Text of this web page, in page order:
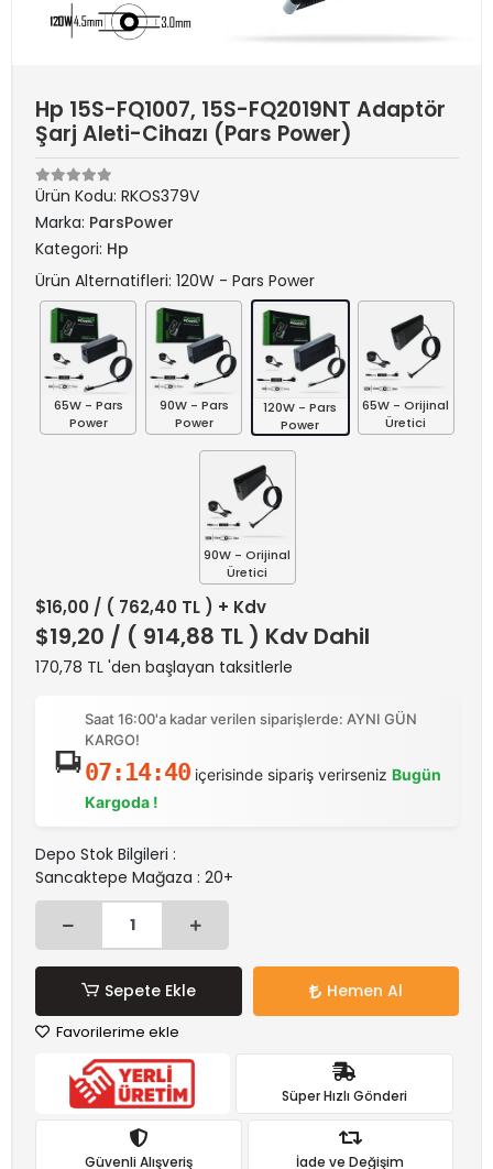
Hp 15S-FQ1007, 15S-FQ2019NT Adaptör
Şarj Aleti-Cihazı (Pars Power)
Ürün Kodu: RKOS379V
Marka: ParsPower
Kategori: Hp
Ürün Alternatifleri: 120W - Pars Power
65W - Pars
Power
90W - Pars
Power
120W - Pars
Power
65W - Orijinal
Üretici
90W - Orijinal
Üretici
$16,00 / ( 762,40 TL ) + Kdv
$19,20 / ( 914,88 TL ) Kdv Dahil
170,78 TL 'den başlayan taksitlerle
Saat 16:00'a kadar verilen siparişlerde: AYNI GÜN
KARGO!
07:14:39içerisinde sipariş verirseniz Bugün
Kargoda !
Depo Stok Bilgileri :
Sancaktepe Mağaza : 20+
Sepete Ekle Hemen Al
Favorilerime ekle
Süper Hızlı Gönderi
Güvenli Alışveriş İade ve Değişim